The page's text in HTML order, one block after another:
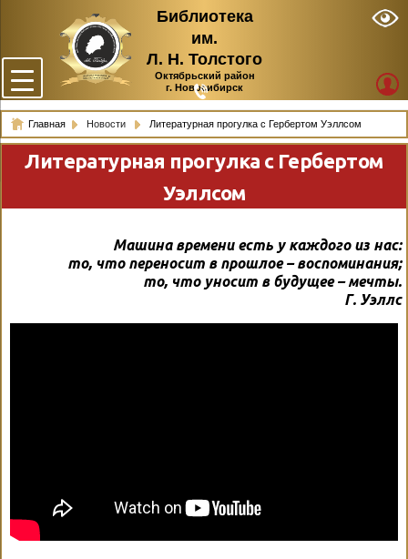
Библиотека
им.
Л. Н. Толстого
Октябрьский район
г. Новосибирск
Главная Новости Литературная прогулка с Гербертом Уэллсом
Литературная прогулка с Гербертом
Уэллсом
Машина времени есть у каждого из нас:
то, что переносит в прошлое – воспоминания;
то, что уносит в будущее – мечты.
Г. Уэллс